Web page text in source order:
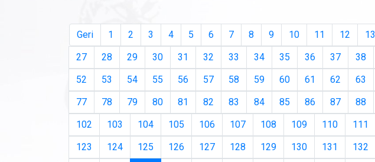
Geri 1 2 3 4 5 6 7 8 9 10 11 12 13
27
28 29 30 31 32 33 34 35 36 37 38
52
53 54 55 56 57 58 59 60 61 62 63
77
78 79 80 81 82 83 84 85 86 87 88
102
103 104 105 106 107 108 109 110 111
123
124 125 126 127 128 129 130 131 132